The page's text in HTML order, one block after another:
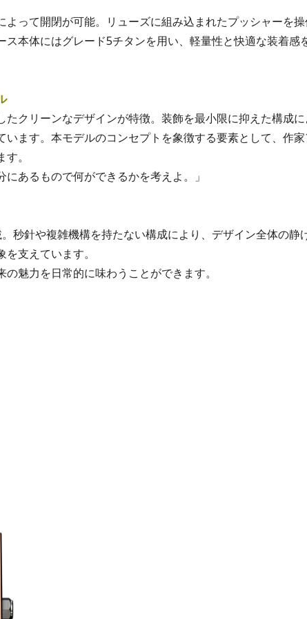
って開閉が可能。リューズに組み込まれたプッシャーを
本体にはグレード5チタンを用い、軽量性と快適な装着感
クリーンなデザインが特徴。装飾を最小限に抑えた構成に
ます。本モデルのコンセプトを象徴する要素として、作家
。
あるもので何ができるかを考えよ。」
秒針や複雑機構を持たない構成により、デザイン全体の静
支えています。
魅力を日常的に味わうことができます。